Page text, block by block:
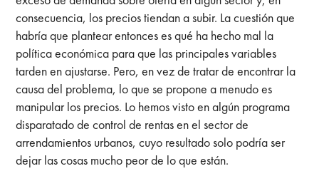
consecuencia, los precios tiendan a subir. La cuestión que
habría que plantear entonces es qué ha hecho mal la
política económica para que las principales variables
tarden en ajustarse. Pero, en vez de tratar de encontrar la
causa del problema, lo que se propone a menudo es
manipular los precios. Lo hemos visto en algún programa
disparatado de control de rentas en el sector de
arrendamientos urbanos, cuyo resultado solo podría ser
dejar las cosas mucho peor de lo que están.